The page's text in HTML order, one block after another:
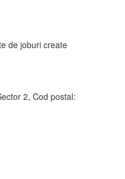
de joburi create
2, Cod postal: